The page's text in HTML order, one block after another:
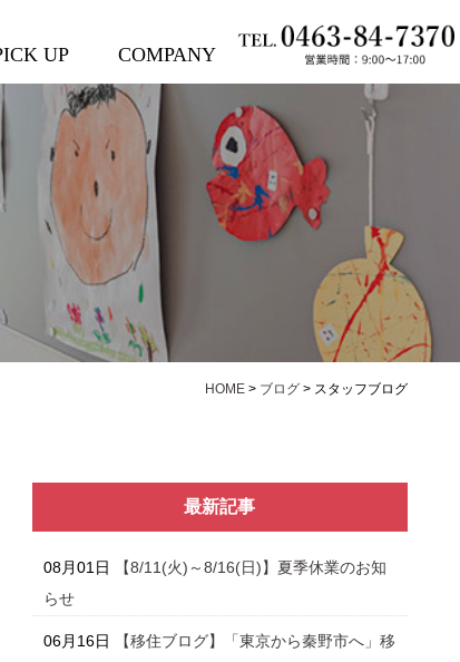
UP COMPANY
HOME > ブログ > スタッフブログ
最新記事
08月01日
【8/11(火)～8/16(日)】夏季休業のお知
らせ
06月16日
【移住ブログ】「東京から秦野市へ」移